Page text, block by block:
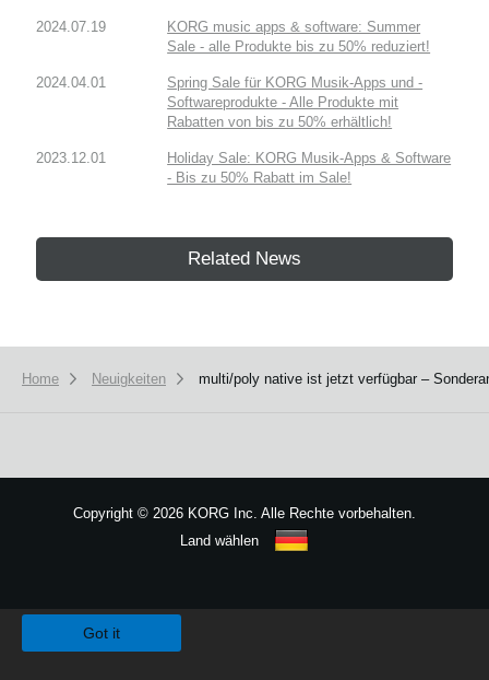
2024.07.19
KORG music apps & software: Summer
Sale - alle Produkte bis zu 50% reduziert!
2024.04.01
Spring Sale für KORG Musik-Apps und -
Softwareprodukte - Alle Produkte mit
Rabatten von bis zu 50% erhältlich!
2023.12.01
Holiday Sale: KORG Musik-Apps & Software
- Bis zu 50% Rabatt im Sale!
Related News
Home Neuigkeiten multi/poly native ist jetzt verfügbar –
Copyright © 2026 KORG Inc. Alle Rechte vorbehalten.
Land wählen
Got it